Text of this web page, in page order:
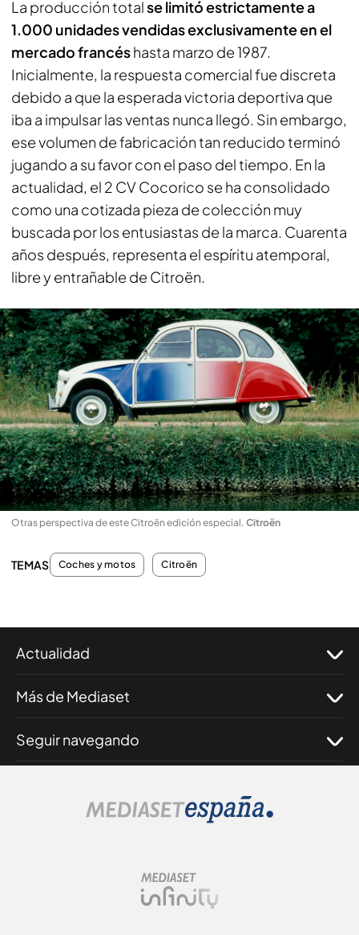
La producción totalse limitó estrictamente a
1.000 unidades vendidas exclusivamente en el
mercado francéshasta marzo de 1987.
Inicialmente, la respuesta comercial fue discreta
debido a que la esperada victoria deportiva que
iba a impulsar las ventas nunca llegó. Sin embargo,
ese volumen de fabricación tan reducido terminó
jugando a su favor con el paso del tiempo. En la
actualidad, el 2 CV Cocorico se ha consolidado
como una cotizada pieza de colección muy
buscada por los entusiastas de la marca. Cuarenta
años después, representa el espíritu atemporal,
libre y entrañable de Citroën.
Otras perspectiva de este Citroën edición especial. Citroën
TEMAS Coches y motos Citroën
Actualidad
Más de Mediaset
Seguir navegando